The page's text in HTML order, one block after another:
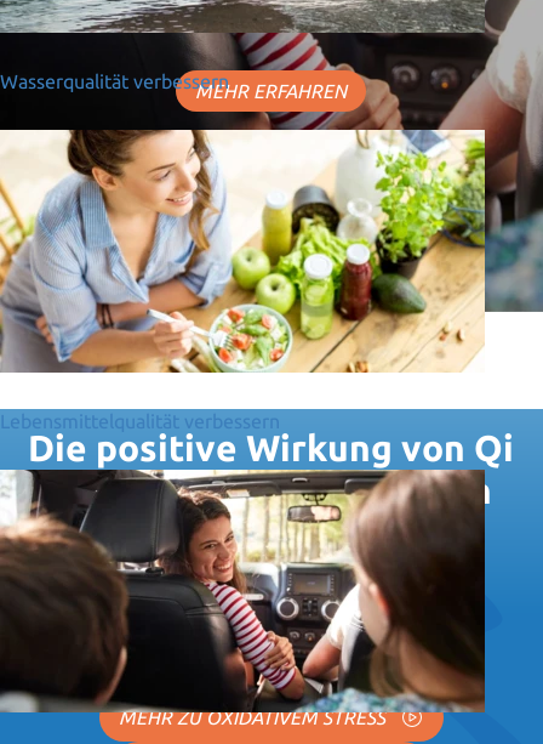
Wasserqualität verbessern
Lebensmittelqualität verbessern
und fördert die Konzentration.
MEHR ERFAHREN
Die positive Wirkung von Qi
Quant Produkten auf den
Körper,
bestätigen zwei
zellbiologische Studien.
MEHR ZU OXIDATIVEM STRESS